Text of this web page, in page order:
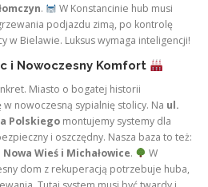
.
W Konstancinie hub musi
podjazdu zimą, po kontrolę
w Bielawie. Luksus wymaga inteligencji!
i Nowoczesny Komfort
Miasto o bogatej historii
nowoczesną sypialnię stolicy. Na ul.
Polskiego montujemy systemy dla
i oszczędny. Nasza baza to też:
Wieś i Michałowice.
W
dom z rekuperacją potrzebuje huba,